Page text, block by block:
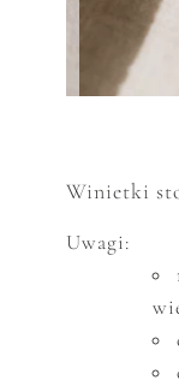
Winietki
Uwagi: